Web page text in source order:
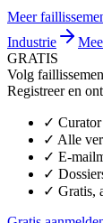
Meer
Industrie
GRATIS
Volg
Registreer en
✓
✓ Alle
✓ E-
✓
✓ Gratis,